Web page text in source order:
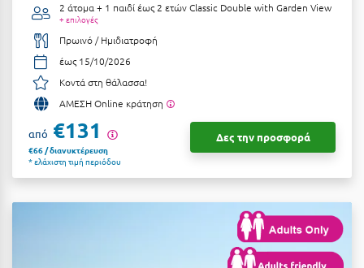
Ελάτη Αρκαδίας
Ελληνικό Αρκαδίας
Ελούντα Κρήτης
Ερέτρια
Ερμιόνη
2 άτομα + 1 παιδί έως 2 ετώνClassic Double with Garden View
+ επιλογές
Πρωινό / Ημιδιατροφή
έως 15/10/2026
Κοντά στη θάλασσα!
ΑΜΕΣΗ Online κράτηση
από €131
€66 / διανυκτέρευση
* ελάχιστη τιμή περιόδου
Δες την προσφορά